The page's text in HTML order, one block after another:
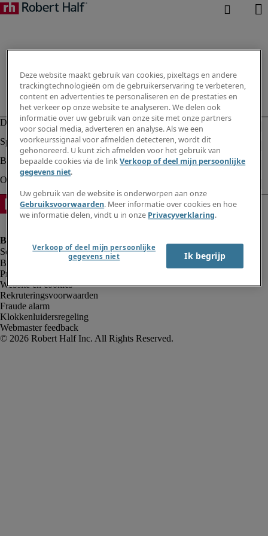
Bedrijfsinformatie
Privacyverklaring
Website en cookies
Rekruteringsvoorwaarden
Fraude alarm
Klokkenluidersregeling
Webmaster feedback
Deze website maakt gebruik van cookies, pixeltags en andere
trackingtechnologieën om de gebruikerservaring te verbeteren,
content en advertenties te personaliseren en de prestaties en
het verkeer op onze website te analyseren. We delen ook
informatie over uw gebruik van onze site met onze partners
voor social media, adverteren en analyse. Als we een
voorkeurssignaal voor afmelden detecteren, wordt dit
gehonoreerd. U kunt zich afmelden voor het gebruik van
bepaalde cookies via de linkVerkoop of deel mijn persoonlijke
gegevens niet.
Uw gebruik van de website is onderworpen aan onze
Gebruiksvoorwaarden. Meer informatie over cookies en hoe
we informatie delen, vindt u in onze Privacyverklaring.
Verkoop of deel mijn persoonlijke
gegevens niet
Ik begrijp